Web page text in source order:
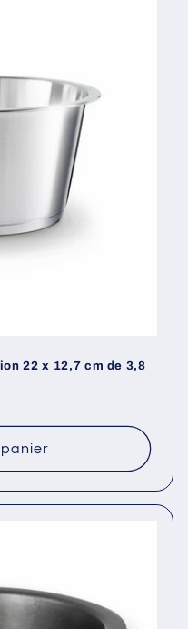
22 x 12,7 cm de 3,8